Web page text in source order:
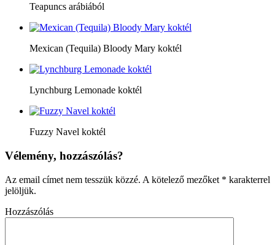
Teapuncs arábiából
Mexican (Tequila) Bloody Mary koktél
Lynchburg Lemonade koktél
Fuzzy Navel koktél
Vélemény, hozzászólás?
Az email címet nem tesszük közzé. A kötelező mezőket * karakterrel
jelöljük.
Hozzászólás